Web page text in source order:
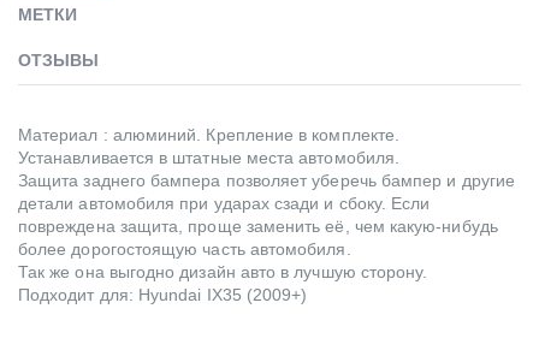
МЕТКИ
ОТЗЫВЫ
Материал : алюминий. Крепление в комплекте.
Устанавливается в штатные места автомобиля.
Защита заднего бампера позволяет уберечь бампер и другие
детали автомобиля при ударах сзади и сбоку. Если
повреждена защита, проще заменить её, чем какую-нибудь
более дорогостоящую часть автомобиля.
Так же она выгодно дизайн авто в лучшую сторону.
Подходит для: Hyundai IX35 (2009+)